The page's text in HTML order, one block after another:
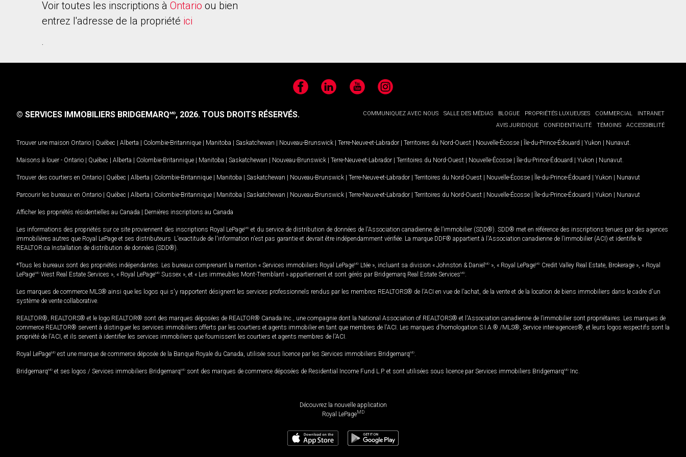
Voir toutes les inscriptions à Ontario ou bien
entrez l'adresse de la propriété ici
.
FacebookLinkedIn YouTubeInstagram
COMMUNIQUEZ AVEC NOUS SALLE DES MÉDIAS BLOGUE PROPRIÉTÉS LUXUEUSES COMMERCIAL
INTRANET
AVIS JURIDIQUE
CONFIDENTIALITÉ TÉMOINS ACCESSIBILITÉ
© SERVICES IMMOBILIERS BRIDGEMARQMD, 2026. TOUS DROITS RÉSERVÉS.
Trouver une maison Ontario | Québec | Alberta | Colombie-Britannique | Manitoba | Saskatchewan | Nouveau-Brunswick | Terre-Neuve-et-Labrador | Territoires du Nord-Ouest | Nouvelle-Écosse | Île-du-Prince-Édouard | Yukon | Nunavut
Maisons à louer - Ontario | Québec | Alberta | Colombie-Britannique | Manitoba | Saskatchewan | Nouveau-Brunswick | Terre-Neuve-et-Labrador | Territoires du Nord-Ouest | Nouvelle-Écosse | Île-du-Prince-Édouard | Yukon | Nunavut
Trouver des courtiers en Ontario | Québec | Alberta | Colombie-Britannique | Manitoba | Saskatchewan | Nouveau-Brunswick | Terre-Neuve-et-Labrador | Territoires du Nord-Ouest | Nouvelle-Écosse | Île-du-Prince-Édouard | Yukon | Nunavut
Parcourir les bureaux en Ontario | Québec | Alberta | Colombie-Britannique | Manitoba | Saskatchewan | Nouveau-Brunswick | Terre-Neuve-et-Labrador | Territoires du Nord-Ouest | Nouvelle-Écosse | Île-du-Prince-Édouard | Yukon | Nunavut
Afficher les propriétés résidentielles au Canada | Dernières inscriptions au Canada
Les informations des propriétés sur ce site proviennent des inscriptions Royal LePageMD et du service de distribution de données de l'Association canadienne de l’immobilier (SDD®). SDD® met en référence des inscriptions tenues par des agences
immobilières autres que Royal LePage et ses distributeurs. L'exactitude de l'information n'est pas garantie et devrait être indépendamment vérifiée. La marque DDF® appartient à l'Association canadienne de l’immobilier (ACI) et identifie le
REALTOR.ca Installation de distribution de données (SDD®).
*Tous les bureaux sont des propriétés indépendantes. Les bureaux comprenant la mention « Services immobiliers Royal LePageMD Ltée », incluant sa division « Johnston & Daniel MD », « Royal LePageMD Credit Valley Real Estate, Brokerage », « Royal
LePageMD West Real Estate Services », « Royal LePageMD Sussex », et « Les immeubles Mont-Tremblant » appartiennent et sont gérés par Bridgemarq Real Estate ServicesMD
Les marques de commerce MLS® ainsi que les logos qui s'y rapportent désignent les services professionnels rendus par les membres REALTORS® de l'ACI en vue de l'achat, de la vente et de la location de biens immobiliers dans le cadre d'un
système de vente collaborative.
REALTOR®, REALTORS® et le logo REALTOR® sont des marques déposées de REALTOR® Canada Inc., une compagnie dont la National Association of REALTORS® et l'Association canadienne de l’immobilier sont propriétaires. Les marques de
commerce REALTOR® servent à distinguer les services immobiliers offerts par les courtiers et agents immobilier en tant que membres de l'ACI. Les marques d'homologation S.I.A.® /MLS®, Service inter-agences®, et leurs logos respectifs sont la
propriété de l'ACI, et ils servent à identifier les services immobiliers que fournissent les courtiers et agents membres de l'ACI.
Royal LePageMD est une marque de commerce déposée de la Banque Royale du Canada, utilisée sous licence par les Services immobiliers BridgemarqMD
BridgemarqMD et ses logos / Services immobiliers BridgemarqMD sont des marques de commerce déposées de Residential Income Fund L.P. et sont utilisées sous licence par Services immobiliers BridgemarqMD Inc.
Découvrez la nouvelle application
Royal LePageMD